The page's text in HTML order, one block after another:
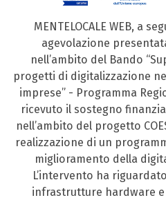
MENTELOCALE WEB, a
agevolazione
nell’ambito del Bando
progetti di digitalizzazione
imprese” - Programma
ricevuto il sostegno
nell’ambito del progetto
realizzazione di un
miglioramento della
L’intervento ha
infrastrutture hardware